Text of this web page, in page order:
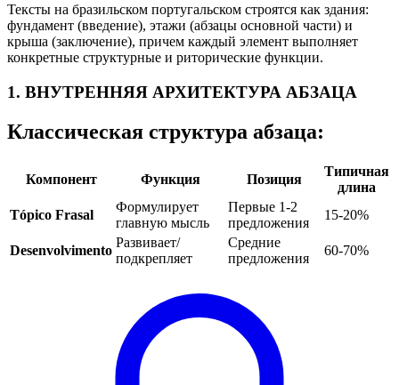
Тексты на бразильском португальском строятся как здания:
фундамент (введение), этажи (абзацы основной части) и
крыша (заключение), причем каждый элемент выполняет
конкретные структурные и риторические функции.
1. ВНУТРЕННЯЯ АРХИТЕКТУРА АБЗАЦА
Классическая структура абзаца:
Компонент Функция Позиция
Типичная
длина
Tópico Frasal
Формулирует
главную мысль
Первые 1-2
предложения
15-20%
Desenvolvimento
Развивает/
подкрепляет
Средние
предложения
60-70%